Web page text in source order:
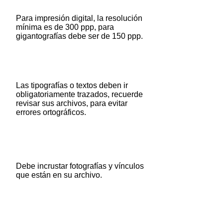
Para impresión digital, la resolución
mínima es de 300 ppp, para
gigantografías debe ser de 150 ppp.
Las tipografías o textos deben ir
obligatoriamente trazados, recuerde
revisar sus archivos, para evitar
errores ortográficos.
Debe incrustar fotografías y vínculos
que están en su archivo.